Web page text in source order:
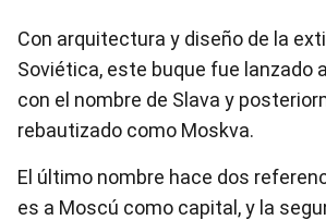
Con arquitectura y diseño de la
Soviética, este buque fue lanzado
con el nombre de Slava y
rebautizado como Moskva.
El último nombre hace dos
es a Moscú como capital, y la